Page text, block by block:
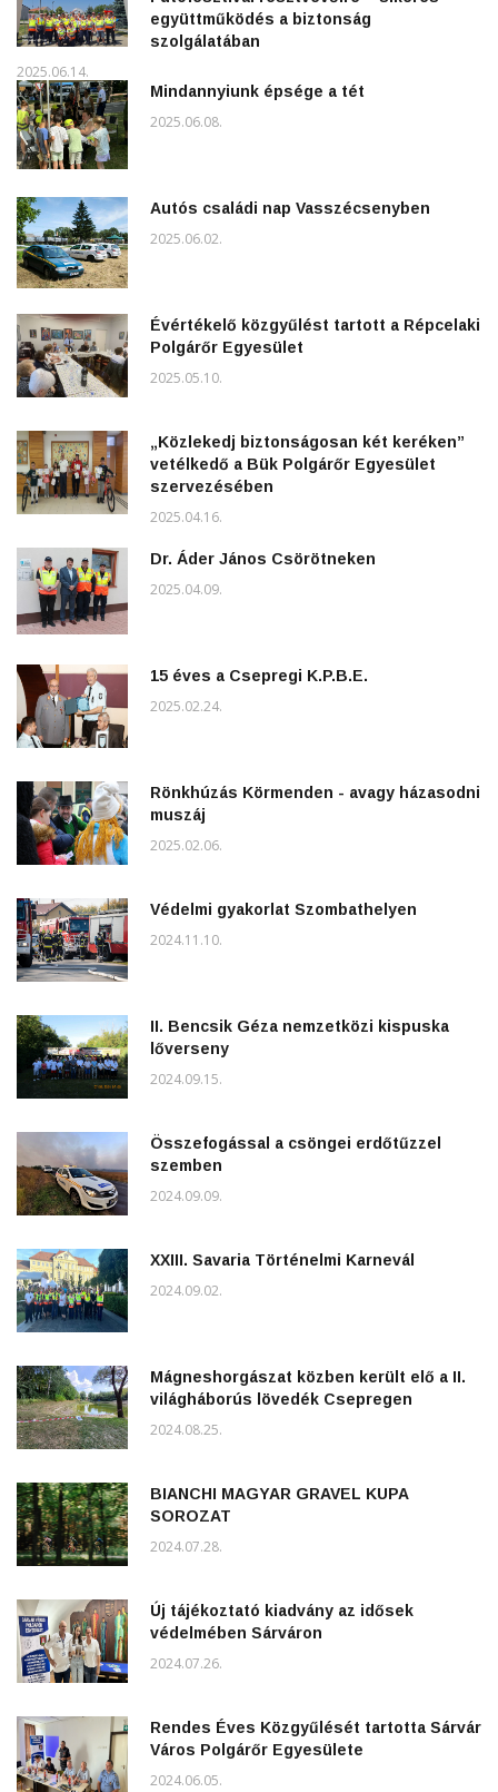
együttműködés a biztonság
szolgálatában
2025.06.14.
Mindannyiunk épsége a tét
2025.06.08.
Autós családi nap Vasszécsenyben
2025.06.02.
Évértékelő közgyűlést tartott a Répcelaki
Polgárőr Egyesület
2025.05.10.
„Közlekedj biztonságosan két keréken”
vetélkedő a Bük Polgárőr Egyesület
szervezésében
2025.04.16.
Dr. Áder János Csörötneken
2025.04.09.
15 éves a Csepregi K.P.B.E.
2025.02.24.
Rönkhúzás Körmenden - avagy házasodni
muszáj
2025.02.06.
Védelmi gyakorlat Szombathelyen
2024.11.10.
II. Bencsik Géza nemzetközi kispuska
lőverseny
2024.09.15.
Összefogással a csöngei erdőtűzzel
szemben
2024.09.09.
XXIII. Savaria Történelmi Karnevál
2024.09.02.
Mágneshorgászat közben került elő a II.
világháborús lövedék Csepregen
2024.08.25.
BIANCHI MAGYAR GRAVEL KUPA
SOROZAT
2024.07.28.
Új tájékoztató kiadvány az idősek
védelmében Sárváron
2024.07.26.
Rendes Éves Közgyűlését tartotta Sárvár
Város Polgárőr Egyesülete
2024.06.05.